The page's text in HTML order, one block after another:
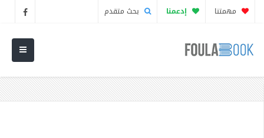
مهمتنا إدعمنا بحث متقدم